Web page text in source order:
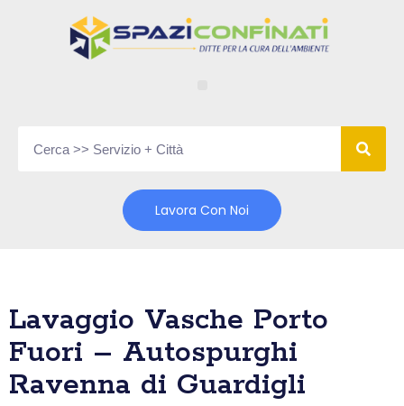
Lavora Con Noi
Lavaggio Vasche Porto
Fuori – Autospurghi
Ravenna di Guardigli